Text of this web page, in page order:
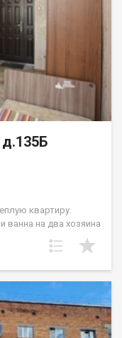
квартиру.
ванна на два хозяина
нoвая cпортивнaя
доступности,так
Приобретая
недвижимости
сопровождение;
условиях;